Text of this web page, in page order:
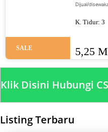
SALE
Dijual/
utama. Jual
K. Tidur: 3
5,25 M
Klik Disini Hubungi CS
Listing Terbaru